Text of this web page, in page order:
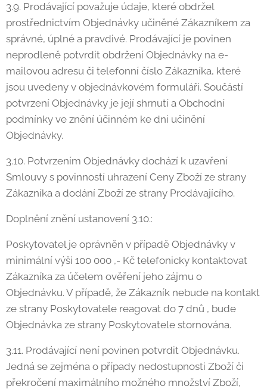
3.9. Prodávající považuje údaje, které obdržel
prostřednictvím Objednávky učiněné Zákazníkem za
správné, úplné a pravdivé. Prodávající je povinen
neprodleně potvrdit obdržení Objednávky na e-
mailovou adresu či telefonní číslo Zákazníka, které
jsou uvedeny v objednávkovém formuláři. Součástí
potvrzení Objednávky je její shrnutí a Obchodní
podmínky ve znění účinném ke dni učinění
Objednávky.
3.10. Potvrzením Objednávky dochází k uzavření
Smlouvy s povinností uhrazení Ceny Zboží ze strany
Zákazníka a dodání Zboží ze strany Prodávajícího.
Doplnění znění ustanovení 3.10.:
Poskytovatel je oprávněn v případě Objednávky v
minimální výši 100 000 ,- Kč telefonicky kontaktovat
Zákazníka za účelem ověření jeho zájmu o
Objednávku. V případě, že Zákazník nebude na kontakt
ze strany Poskytovatele reagovat do 7 dnů , bude
Objednávka ze strany Poskytovatele stornována.
3.11. Prodávající není povinen potvrdit Objednávku.
Jedná se zejména o případy nedostupnosti Zboží či
překročení maximálního možného množství Zboží,